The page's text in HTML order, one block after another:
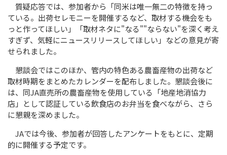
質疑応答では、参加者から「同米は唯一無二の特徴を持っ
ている。出荷セレモニーを開催するなど、取材する機会をも
っと作ってほしい」「取材ネタに"なる""ならない"を深く考え
すぎず、気軽にニュースリリースしてほしい」などの意見が寄
せられました。
懇談会ではこのほか、管内の特色ある農畜産物の出荷など
取材時期をまとめたカレンダーを配布しました。懇談会後に
は、同JA直売所の農畜産物を使用している「地産地消協力
店」として認証している飲食店のお弁当を食べながら、さら
に懇親を深めました。
JAでは今後、参加者が回答したアンケートをもとに、定期
的に開催する予定です。